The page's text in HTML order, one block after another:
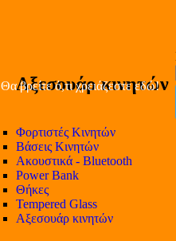
Αξεσουάρ κινητών
Φορτιστές Κινητών
Βάσεις Κινητών
Ακουστικά - Bluetooth
Power Bank
Θήκες
Tempered Glass
Αξεσουάρ κινητών
Θα βρείτε ό,τι χρειάζεστε εδώ!